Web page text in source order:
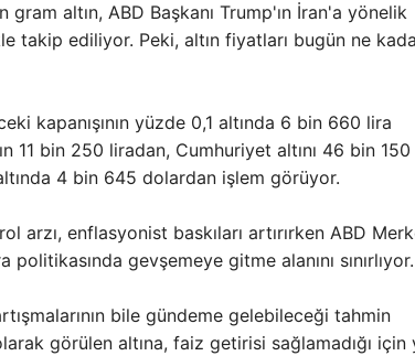
altın, ABD Başkanı Trump'ın İran'a yönelik
takip ediliyor. Peki, altın fiyatları bugün ne
kapanışının yüzde 0,1 altında 6 bin 660 lira
11 bin 250 liradan, Cumhuriyet altını 46 bin 150
4 bin 645 dolardan işlem görüyor.
arzı, enflasyonist baskıları artırırken ABD
gevşemeye gitme alanını
bile gündeme gelebileceği tahmin
görülen altına, faiz getirisi sağlamadığı için